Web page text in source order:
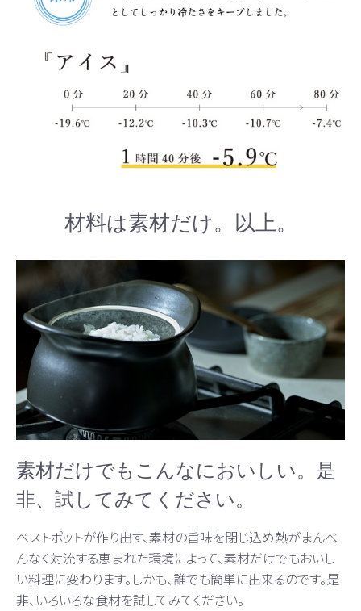
材料は素材だけ。以上。
素材だけでもこんなにおいしい。是
非、試してみてください。
ベストポットが作り出す、素材の旨味を閉じ込め熱がまんべ
んなく対流する恵まれた環境によって、素材だけでもおいし
い料理に変わります。しかも、誰でも簡単に出来るのです。是
非、いろいろな食材を試してみてください。